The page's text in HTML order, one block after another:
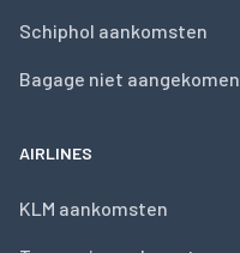
Schiphol aankomsten
Bagage niet aangekomen
AIRLINES
KLM aankomsten